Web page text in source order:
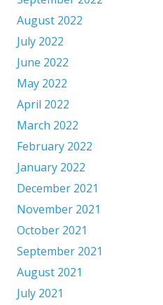
August 2022
July 2022
June 2022
May 2022
April 2022
March 2022
February 2022
January 2022
December 2021
November 2021
October 2021
September 2021
August 2021
July 2021